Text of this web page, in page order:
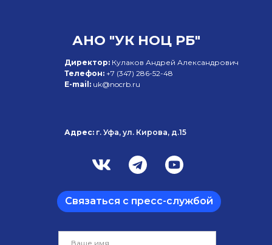
АНО "УК НОЦ РБ"
Директор: Кулаков Андрей Александрович
Телефон: +7 (347) 286-52-48
E-mail: uk@nocrb.ru
Адрес: г. Уфа, ул. Кирова, д.15
Связаться с пресс-службой